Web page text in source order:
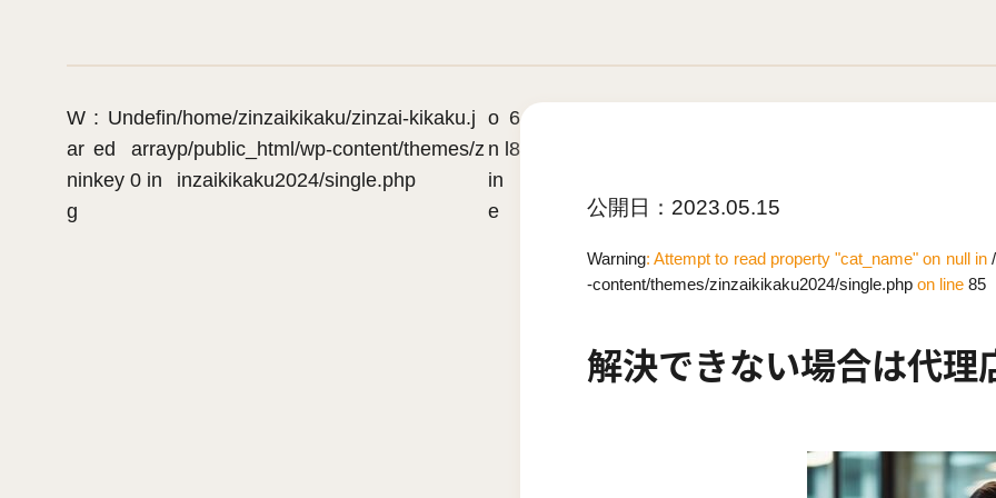
W
ar
nin
g
: Undefin
ed array
key 0 in
/home/zinzaikikaku/zinzai-kikaku.j
p/public_html/wp-content/themes/z
inzaikikaku2024/single.php
o
n l
in
e
6
8
公開日： 2023.05.15
Warning: Attempt to read property "cat_name" on null in
-content/themes/zinzaikikaku2024/single.php on line 85
解決できない場合は代理